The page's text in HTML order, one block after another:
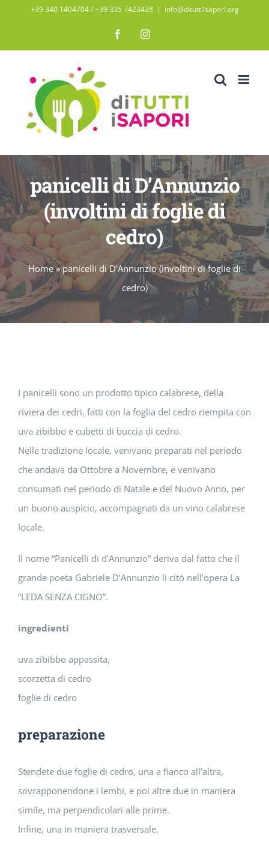
contenuto
+39 340 1404704 / ‭+39 335 7423428‬ | info@dituttiisapori.org
FacebookInstagram
panicelli di D’Annunzio
(involtini di foglie di
cedro)
Home»panicelli di D’Annunzio (involtini di foglie di
cedro)
I panicelli sono un prodotto tipico calabrese, della
riviera dei cedri, fatti con la foglia del cedro riempita con
uva zibibbo e cubetti di buccia di cedro.
Nelle tradizione locale, venivano preparati nel periodo
che andava da Ottobre a Novembre, e venivano
consumati nel periodo di Natale e del Nuovo Anno, per
un buono auspicio, accompagnati da un vino calabrese
locale.
Il nome “Panicelli di d’Annunzio” deriva dal fatto che il
grande poeta Gabriele D’Annunzio li citò nell’opera La
“LEDA SENZA CIGNO”.
ingredienti
uva zibibbo appassita,
scorzetta di cedro
foglie di cedro
preparazione
Stendete due foglie di cedro, una a fianco all’altra,
sovrapponendone i lembi, e poi altre due in maniera
simile, ma perpendicolari alle prime.
Infine, una in maniera trasversale.